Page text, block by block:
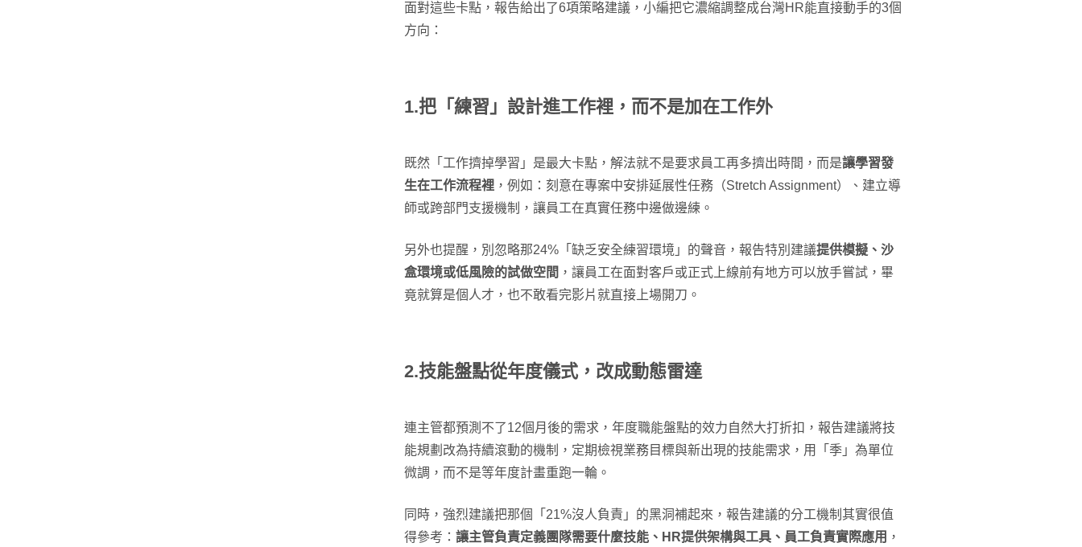
面對這些卡點，報告給出了6項策略建議，小編把它濃縮調整成台灣HR能直接動手的3個
方向：
1.把「練習」設計進工作裡，而不是加在工作外
既然「工作擠掉學習」是最大卡點，解法就不是要求員工再多擠出時間，而是讓學習發
生在工作流程裡 ，例如：刻意在專案中安排延展性任務（Stretch Assignment）、建立導
師或跨部門支援機制，讓員工在真實任務中邊做邊練。
另外也提醒，別忽略那24%「缺乏安全練習環境」的聲音，報告特別建議提供模擬、沙
盒環境或低風險的試做空間 ，讓員工在面對客戶或正式上線前有地方可以放手嘗試，畢
竟就算是個人才，也不敢看完影片就直接上場開刀。
2.技能盤點從年度儀式，改成動態雷達
連主管都預測不了12個月後的需求，年度職能盤點的效力自然大打折扣，報告建議將技
能規劃改為持續滾動的機制，定期檢視業務目標與新出現的技能需求，用「季」為單位
微調，而不是等年度計畫重跑一輪。
同時，強烈建議把那個「21%沒人負責」的黑洞補起來，報告建議的分工機制其實很值
得參考： 讓主管負責定義團隊需要什麼技能、HR提供架構與工具、員工負責實際應用 ，